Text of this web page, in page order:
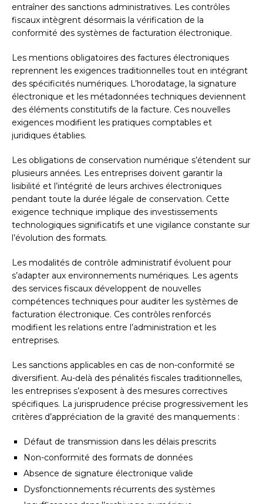
entraîner des sanctions administratives. Les contrôles
fiscaux intègrent désormais la vérification de la
conformité des systèmes de facturation électronique.
Les mentions obligatoires des factures électroniques
reprennent les exigences traditionnelles tout en intégrant
des spécificités numériques. L’horodatage, la signature
électronique et les métadonnées techniques deviennent
des éléments constitutifs de la facture. Ces nouvelles
exigences modifient les pratiques comptables et
juridiques établies.
Les obligations de conservation numérique s’étendent sur
plusieurs années. Les entreprises doivent garantir la
lisibilité et l’intégrité de leurs archives électroniques
pendant toute la durée légale de conservation. Cette
exigence technique implique des investissements
technologiques significatifs et une vigilance constante sur
l’évolution des formats.
Les modalités de contrôle administratif évoluent pour
s’adapter aux environnements numériques. Les agents
des services fiscaux développent de nouvelles
compétences techniques pour auditer les systèmes de
facturation électronique. Ces contrôles renforcés
modifient les relations entre l’administration et les
entreprises.
Les sanctions applicables en cas de non-conformité se
diversifient. Au-delà des pénalités fiscales traditionnelles,
les entreprises s’exposent à des mesures correctives
spécifiques. La jurisprudence précise progressivement les
critères d’appréciation de la gravité des manquements :
Défaut de transmission dans les délais prescrits
Non-conformité des formats de données
Absence de signature électronique valide
Dysfonctionnements récurrents des systèmes